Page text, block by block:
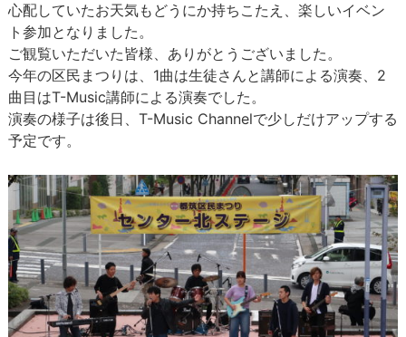
心配していたお天気もどうにか持ちこたえ、楽しいイベン
ト参加となりました。
ご観覧いただいた皆様、ありがとうございました。
今年の区民まつりは、1曲は生徒さんと講師による演奏、2
曲目はT-Music講師による演奏でした。
演奏の様子は後日、T-Music Channelで少しだけアップする
予定です。